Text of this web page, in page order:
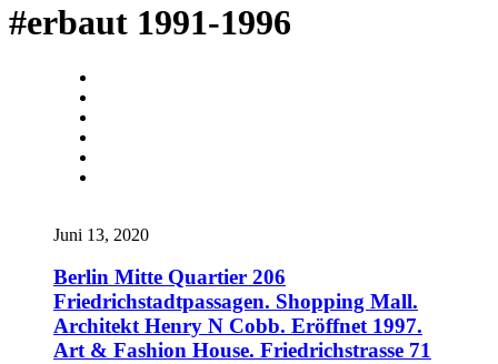
#erbaut 1991-1996
Juni 13, 2020
Berlin Mitte Quartier 206
Friedrichstadtpassagen. Shopping Mall.
Architekt Henry N Cobb. Eröffnet 1997.
Art & Fashion House. Friedrichstrasse 71